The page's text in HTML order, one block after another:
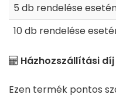
5 db rendelése
10 db rendelése
Házhozszállítási
Ezen termék pontos